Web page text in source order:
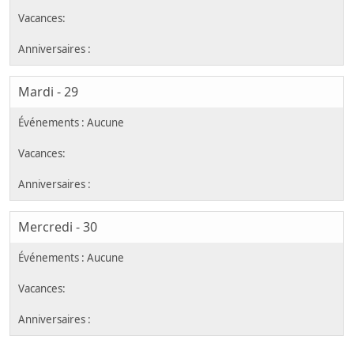
Mardi - 29
Mercredi - 30